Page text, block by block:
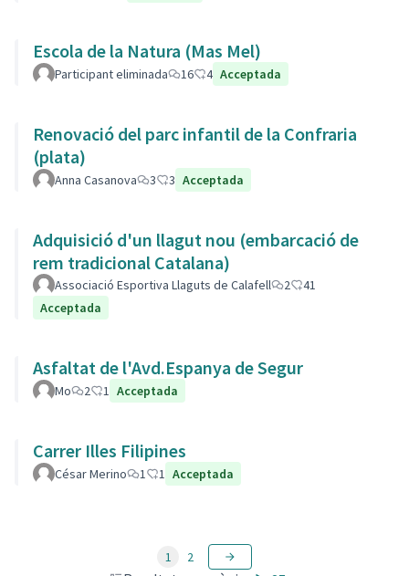
Escola de la Natura (Mas Mel)
Participant eliminada 16 4 Acceptada
Renovació del parc infantil de la Confraria
(plata)
Anna Casanova 3 3 Acceptada
Adquisició d'un llagut nou (embarcació de
rem tradicional Catalana)
Associació Esportiva Llaguts de Calafell 2
41
Acceptada
Asfaltat de l'Avd.Espanya de Segur
Mo 2 1 Acceptada
Carrer Illes Filipines
César Merino 1 1 Acceptada
1 2